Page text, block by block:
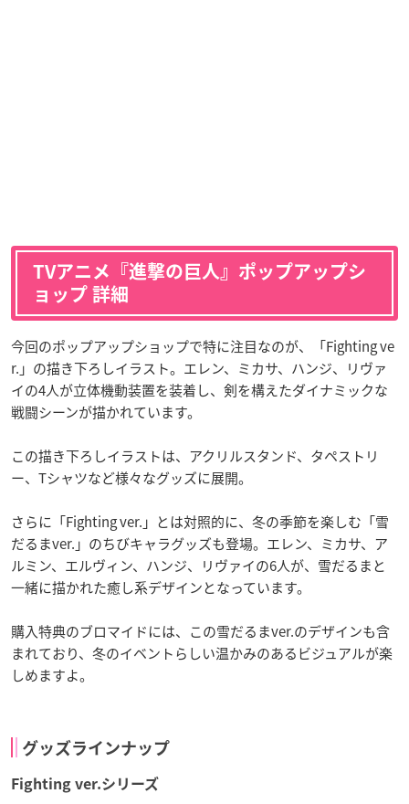
TVアニメ『進撃の巨人』ポップアップシ
ョップ 詳細
今回のポップアップショップで特に注目なのが、「Fighting ve
r.」の描き下ろしイラスト。エレン、ミカサ、ハンジ、リヴァ
イの4人が立体機動装置を装着し、剣を構えたダイナミックな
戦闘シーンが描かれています。
この描き下ろしイラストは、アクリルスタンド、タペストリ
ー、Tシャツなど様々なグッズに展開。
さらに「Fighting ver.」とは対照的に、冬の季節を楽しむ「雪
だるまver.」のちびキャラグッズも登場。エレン、ミカサ、ア
ルミン、エルヴィン、ハンジ、リヴァイの6人が、雪だるまと
一緒に描かれた癒し系デザインとなっています。
購入特典のブロマイドには、この雪だるまver.のデザインも含
まれており、冬のイベントらしい温かみのあるビジュアルが楽
しめますよ。
グッズラインナップ
Fighting ver.シリーズ